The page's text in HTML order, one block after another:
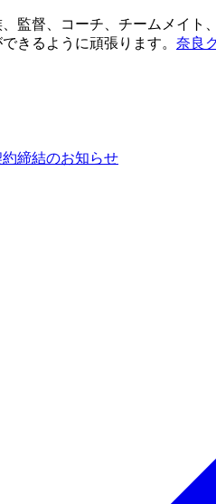
監督、コーチ、チームメイ
きるように頑張ります。 奈良
締結のお知らせ